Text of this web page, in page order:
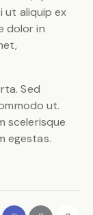
ut aliquip ex
dolor in
Sed
ut.
scelerisque
egestas.